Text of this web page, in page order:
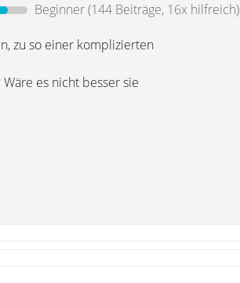
Beginner(144 Beiträge, 16x hilfreich)
zu so einer komplizierten
es nicht besser sie